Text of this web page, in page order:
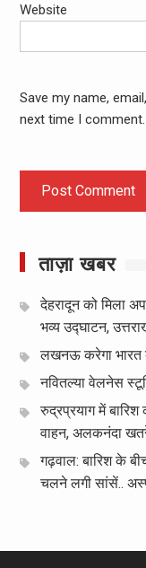
Website
Save my name,
next time I comment.
ताज़ा खबर
देहरादून को मिला
भव्य उद्घाटन,
लखनऊ करेगा भारत
नवितल्या वेलनेस
रुद्रप्रयाग में
वाहन, अलकनंदा
गढ़वाल: बारिश के
चलने लगी सांसें..